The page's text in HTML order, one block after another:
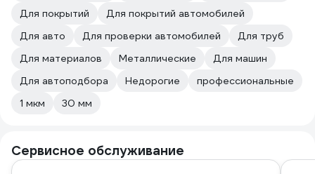
Для покрытий
Для покрытий автомобилей
Для авто
Для проверки автомобилей
Для труб
Для материалов
Металлические
Для машин
Для автоподбора
Недорогие
профессиональные
1 мкм
30 мм
Сервисное обслуживание